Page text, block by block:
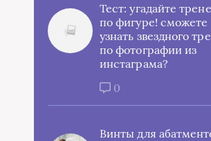
Тест: угадайте
по фигуре! сможете
узнать звездного
по фотографии из
инстаграма?
0
Винты для